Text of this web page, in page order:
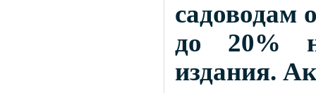
садоводам
до 20%
издания.